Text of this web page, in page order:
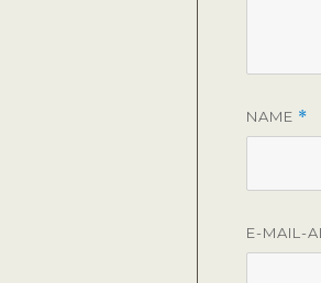
NAME *
E-MAIL-